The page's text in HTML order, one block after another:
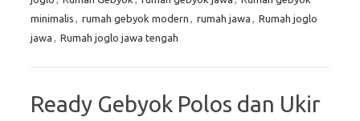
minimalis , rumah gebyok modern , rumah jawa , Rumah joglo
jawa , Rumah joglo jawa tengah
Ready Gebyok Polos dan Ukir